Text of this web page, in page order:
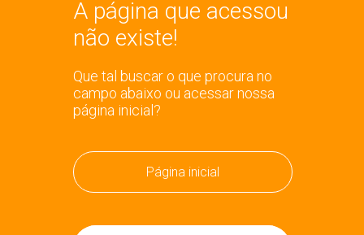
A página que acessou
não existe!
Que tal buscar o que procura no
campo abaixo ou acessar nossa
página inicial?
Página inicial